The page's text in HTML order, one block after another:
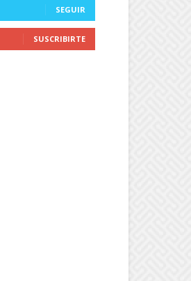
SEGUIR
SUSCRIBIRTE